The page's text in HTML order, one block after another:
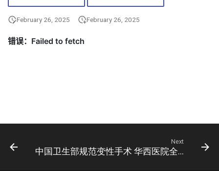
February 26, 2025 February 26, 2025
Next
中国卫生部规范变性手术 华西医院全国首批通过审核